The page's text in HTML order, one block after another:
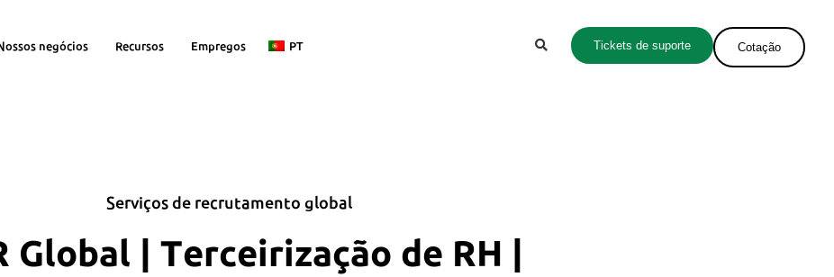
negócios Recursos Empregos PT Tickets de suporte Cotação
Serviços de recrutamento global
Global | Terceirização de RH |